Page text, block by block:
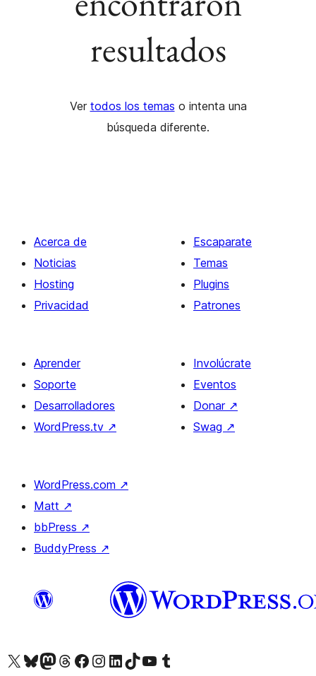
resultados
Ver todos los temas o intenta una
búsqueda diferente.
Acerca de
Noticias
Hosting
Privacidad
Escaparate
Temas
Plugins
Patrones
Aprender
Soporte
Desarrolladores
WordPress.tv ↗
Involúcrate
Eventos
Donar ↗
Swag ↗
WordPress.com ↗
Matt ↗
bbPress ↗
BuddyPress ↗
Visita nuestra cuenta de X (anteriormente Twitter)
Visita nuestra cuenta de Bluesky
Visita nuestra cuenta de Mastodon
Visita nuestra cuenta de Threads
Visita nuestra página de Facebook
Visita nuestra cuenta de Instagram
Visita nuestra cuenta de LinkedIn
Visita nuestra cuenta de TikTok
Visita nuestro canal de YouTube
Visita nuestra cuenta de Tumblr